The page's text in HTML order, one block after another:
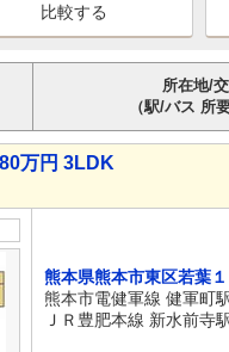
所在地/
（駅/バス 所
万円 3LDK
熊本県熊本市東区若葉１
熊本市電健軍線 健軍町
ＪＲ豊肥本線 新水前寺